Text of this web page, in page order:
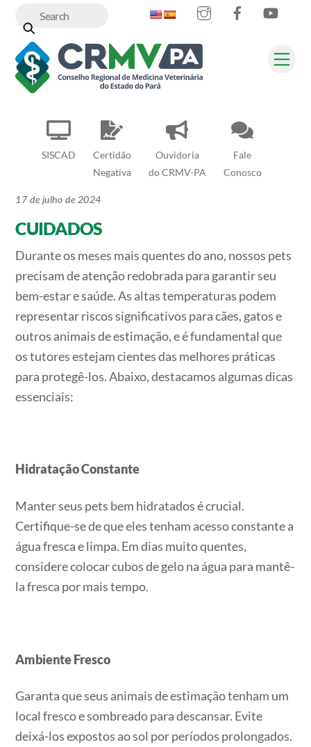
content
SISCAD
Certidão
Negativa
Ouvidoria
do CRMV-PA
Fale
Conosco
InstagramFacebook
17 de julho de 2024
CUIDADOS
Durante os meses mais quentes do ano, nossos pets
precisam de atenção redobrada para garantir seu
bem-estar e saúde. As altas temperaturas podem
representar riscos significativos para cães, gatos e
outros animais de estimação, e é fundamental que
os tutores estejam cientes das melhores práticas
para protegê-los. Abaixo, destacamos algumas dicas
essenciais:
Hidratação Constante
Manter seus pets bem hidratados é crucial.
Certifique-se de que eles tenham acesso constante a
água fresca e limpa. Em dias muito quentes,
considere colocar cubos de gelo na água para mantê-
la fresca por mais tempo.
Ambiente Fresco
Garanta que seus animais de estimação tenham um
local fresco e sombreado para descansar. Evite
deixá-los expostos ao sol por períodos prolongados.